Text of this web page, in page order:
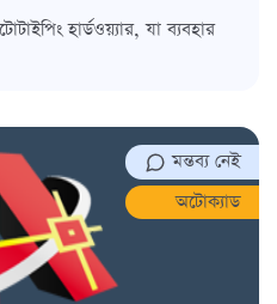
হার্ডওয়্যার, যা ব্যবহার
মন্তব্য নেই
অটোক্যাড